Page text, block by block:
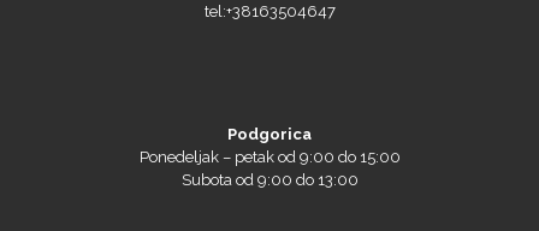
tel:+38163504647
Podgorica
Ponedeljak – petak od 9:00 do 15:00
Subota od 9:00 do 13:00